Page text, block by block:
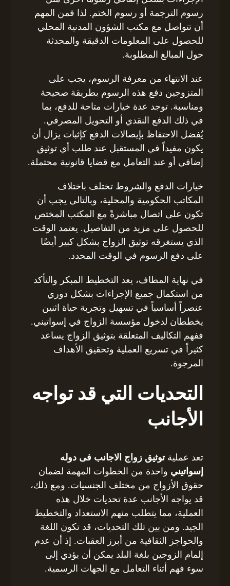
رسوم الترجمة أو رسوم الختم. لذا فمن المهم
أن تتواصل مع مكتب الشؤون المدنية المحلي
للحصول على المعلومات الدقيقة والمحدثة
حول المبالغ المطلوبة.
عند الانتهاء من معرفة الرسوم، يجب على
المتزوجين دفع هذه الرسوم بطريقة صحيحة
ومناسبة. توجد عدة خيارات متاحة للدفع، بما
في ذلك الدفع النقدي أو التحويل المصرفي.
يُفضل الاحتفاظ بإيصالات الدفع كإثبات يزال أن
يكون مفيداً في المستقبل عند طلب أي توثيق
إضافي أو عند التعامل مع قضايا قانونية محتملة.
خيارات الدفع والشروط تختلف باختلاف
المكاتب الحكومية والمحلية، وبالتالي يجب أن
تكون على اتصال مباشرةً مع المكتب المختص
للحصول على مزيد من التفاصيل. يعتمد الوقت
الذي يستغرقه توثيق الزواج بشكل كبير أيضًا
على دفع الرسوم في الوقت المحدد.
في نهاية المطاف، يعد التخطيط المبكر والتأكد
من استكمال جميع الإجراءات بشكل دوري
عنصراً أساسياً في تسهيل وتجربة حياة اثنين
يخططان لدخول مؤسسة الزواج في إسواتيني.
ففهم التكاليف المتعلقة بتوثيق الزواج يساعد
كثيراً في تسريع العملية وتحقيق الأهداف
المرجوة.
التحديات التي قد تواجه
الأجانب
تعد عمليةتوثيق زواج الاجانب فى دوله
إسواتيني واحدة من الخطوات المهمة لضمان
حقوق الأزواج من مختلف الجنسيات. ومع ذلك،
قد يواجه الأجانب عدة تحديات خلال هذه
العملية، مما يتطلب منهم الاستعداد والتخطيط
الجيد. ومن بين تلك التحديات، قد تكون اللغة
والحواجز الثقافية من أبرز العقبات. إذ أن عدم
إلمام الزوجين بلغة البلد يمكن أن يؤدي إلى
سوء فهم أثناء التعامل مع الجهات الرسمية.